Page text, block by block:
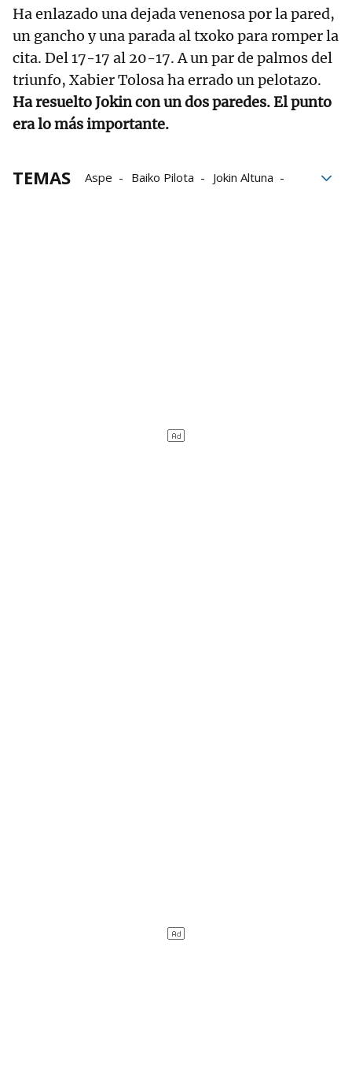
Ha enlazado una dejada venenosa por la pared,
un gancho y una parada al txoko para romper la
cita. Del 17-17 al 20-17. A un par de palmos del
triunfo, Xabier Tolosa ha errado un pelotazo.
Ha resuelto Jokin con un dos paredes. El punto
era lo más importante.
TEMAS Aspe Baiko Pilota
Jokin Altuna